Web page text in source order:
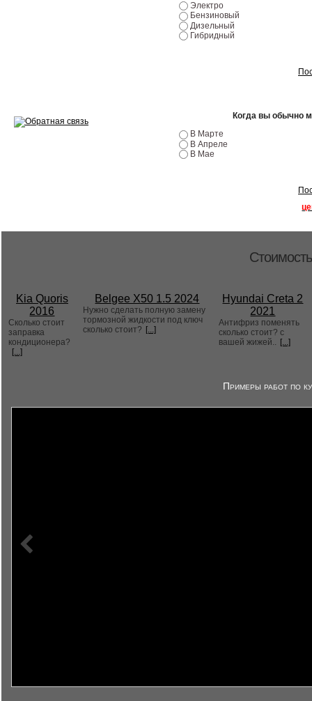
Электро
Бензиновый
Дизельный
Гибридный
Когда вы обычно
В Марте
В Апреле
В Мае
Kia Quoris
2016
Сколько стоит
заправка
кондиционера?
[...]
Belgee X50 1.5 2024
Нужно сделать полную замену
тормозной жидкости под ключ
сколько стоит? [...]
Hyundai Creta 2
2021
Антифриз поменять
сколько стоит? с
вашей жижей.. [...]
Примеры работ по